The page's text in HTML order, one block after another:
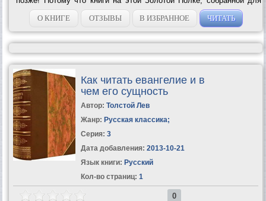
вас Мариэттой Чудаковой, так хитро написаны, что если вы
опоздаете и...
О КНИГЕ ОТЗЫВЫ В ИЗБРАННОЕ ЧИТАТЬ
Как читать евангелие и в
чем его сущность
Автор: Толстой Лев
Жанр: Русская классика;
Серия: 3
Дата добавления: 2013-10-21
Язык книги: Русский
Кол-во страниц: 1
0